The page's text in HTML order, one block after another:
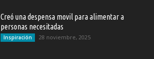
Creó una despensa movil para alimentar a
personas necesitadas
Inspiración 28 noviembre, 2025